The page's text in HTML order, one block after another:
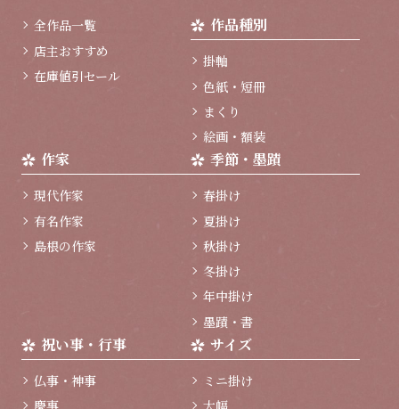
全作品一覧
店主おすすめ
在庫値引セール
作品種別
掛軸
色紙・短冊
まくり
絵画・額装
作家
現代作家
有名作家
島根の作家
季節・墨蹟
春掛け
夏掛け
秋掛け
冬掛け
年中掛け
墨蹟・書
祝い事・行事
仏事・神事
サイズ
ミニ掛け